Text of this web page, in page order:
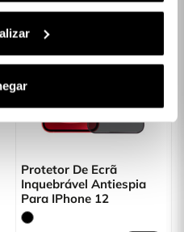
Protetor De Ecrã
Inquebrável Antiespia
Para IPhone 12